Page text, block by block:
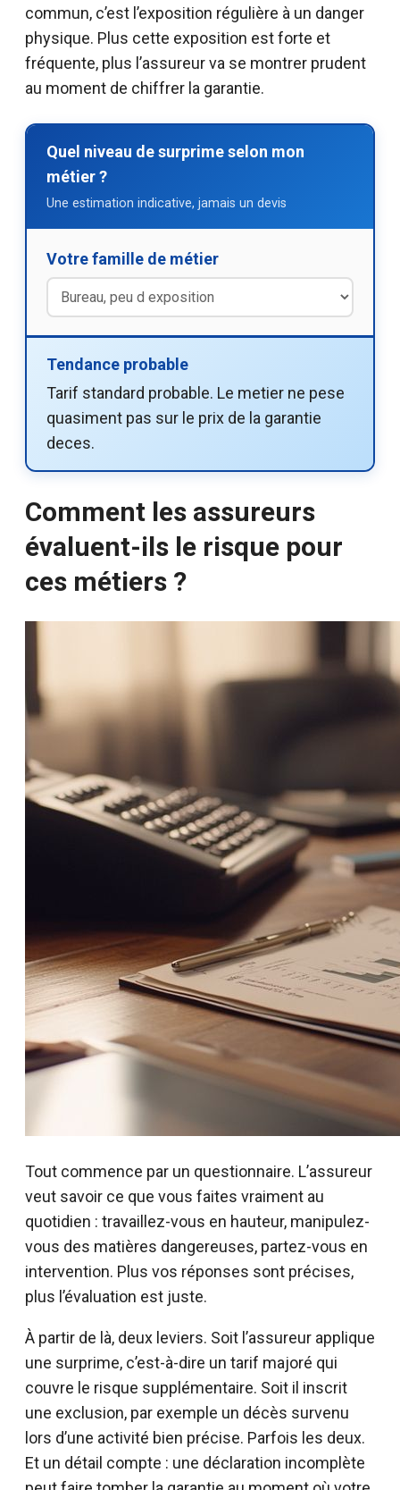
commun, c’est l’exposition régulière à un danger
physique. Plus cette exposition est forte et
fréquente, plus l’assureur va se montrer prudent
au moment de chiffrer la garantie.
Quel niveau de surprime selon mon
métier ?
Une estimation indicative, jamais un devis
Votre famille de métier
Tendance probable
Tarif standard probable. Le metier ne pese
quasiment pas sur le prix de la garantie
deces.
Comment les assureurs
évaluent-ils le risque pour
ces métiers ?
Tout commence par un questionnaire. L’assureur
veut savoir ce que vous faites vraiment au
quotidien : travaillez-vous en hauteur, manipulez-
vous des matières dangereuses, partez-vous en
intervention. Plus vos réponses sont précises,
plus l’évaluation est juste.
À partir de là, deux leviers. Soit l’assureur applique
une surprime, c’est-à-dire un tarif majoré qui
couvre le risque supplémentaire. Soit il inscrit
une exclusion, par exemple un décès survenu
lors d’une activité bien précise. Parfois les deux.
Et un détail compte : une déclaration incomplète